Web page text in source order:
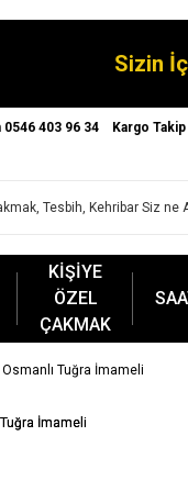
Sizin
403 96 34 Kargo Takip
KİŞİYE
ÖZEL
ÇAKMAK
Tuğra İmameli